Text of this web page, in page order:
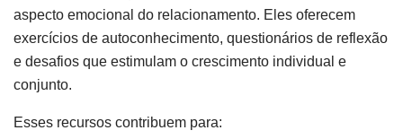
aspecto emocional do relacionamento. Eles oferecem
exercícios de autoconhecimento, questionários de reflexão
e desafios que estimulam o crescimento individual e
conjunto.
Esses recursos contribuem para: